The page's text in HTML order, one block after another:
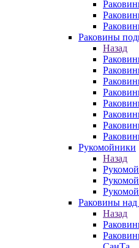
Раковины
Назад
Рукомойники
Назад
Раковины
Назад